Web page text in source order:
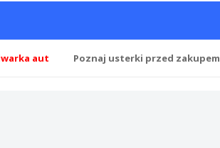
aut Poznaj usterki przed zakupem